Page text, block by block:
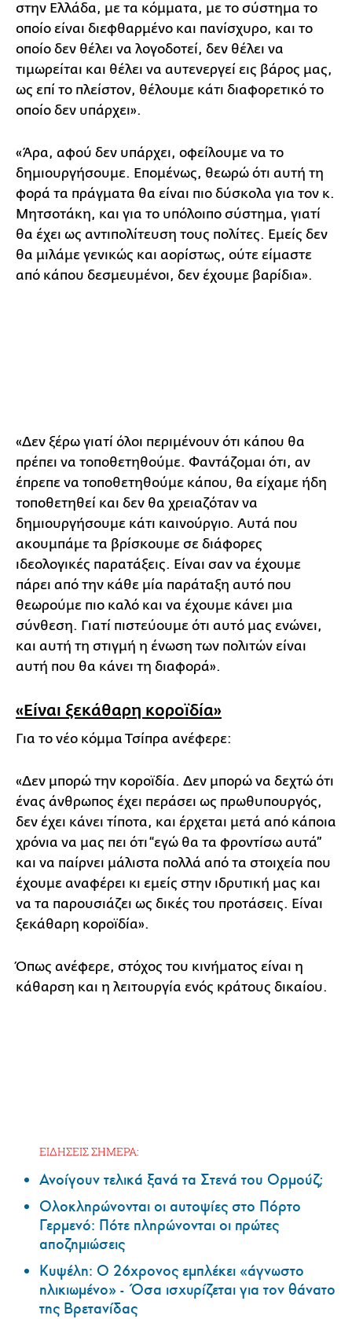
στην Ελλάδα, με τα κόμματα, με το σύστημα το
οποίο είναι διεφθαρμένο και πανίσχυρο, και το
οποίο δεν θέλει να λογοδοτεί, δεν θέλει να
τιμωρείται και θέλει να αυτενεργεί εις βάρος μας,
ως επί το πλείστον, θέλουμε κάτι διαφορετικό το
οποίο δεν υπάρχει».
«Άρα, αφού δεν υπάρχει, οφείλουμε να το
δημιουργήσουμε. Επομένως, θεωρώ ότι αυτή τη
φορά τα πράγματα θα είναι πιο δύσκολα για τον κ.
Μητσοτάκη, και για το υπόλοιπο σύστημα, γιατί
θα έχει ως αντιπολίτευση τους πολίτες. Εμείς δεν
θα μιλάμε γενικώς και αορίστως, ούτε είμαστε
από κάπου δεσμευμένοι, δεν έχουμε βαρίδια».
«Δεν ξέρω γιατί όλοι περιμένουν ότι κάπου θα
πρέπει να τοποθετηθούμε. Φαντάζομαι ότι, αν
έπρεπε να τοποθετηθούμε κάπου, θα είχαμε ήδη
τοποθετηθεί και δεν θα χρειαζόταν να
δημιουργήσουμε κάτι καινούργιο. Αυτά που
ακουμπάμε τα βρίσκουμε σε διάφορες
ιδεολογικές παρατάξεις. Είναι σαν να έχουμε
πάρει από την κάθε μία παράταξη αυτό που
θεωρούμε πιο καλό και να έχουμε κάνει μια
σύνθεση. Γιατί πιστεύουμε ότι αυτό μας ενώνει,
και αυτή τη στιγμή η ένωση των πολιτών είναι
αυτή που θα κάνει τη διαφορά».
«Είναι ξεκάθαρη κοροϊδία»
Για το νέο κόμμα Τσίπρα ανέφερε:
«Δεν μπορώ την κοροϊδία. Δεν μπορώ να δεχτώ ότι
ένας άνθρωπος έχει περάσει ως πρωθυπουργός,
δεν έχει κάνει τίποτα, και έρχεται μετά από κάποια
χρόνια να μας πει ότι “εγώ θα τα φροντίσω αυτά”
και να παίρνει μάλιστα πολλά από τα στοιχεία που
έχουμε αναφέρει κι εμείς στην ιδρυτική μας και
να τα παρουσιάζει ως δικές του προτάσεις. Είναι
ξεκάθαρη κοροϊδία».
Όπως ανέφερε, στόχος του κινήματος είναι η
κάθαρση και η λειτουργία ενός κράτους δικαίου.
ΕΙΔΗΣΕΙΣ ΣΗΜΕΡΑ:
Ανοίγουν τελικά ξανά τα Στενά του Ορμούζ;
Ολοκληρώνονται οι αυτοψίες στο Πόρτο
Γερμενό: Πότε πληρώνονται οι πρώτες
αποζημιώσεις
Κυψέλη: Ο 26χρονος εμπλέκει «άγνωστο
ηλικιωμένο» - Όσα ισχυρίζεται για τον θάνατο
της Βρετανίδας